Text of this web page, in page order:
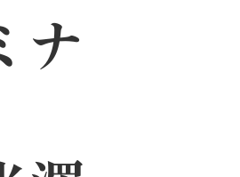
ナ